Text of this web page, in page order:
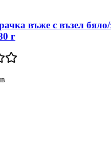
въже с възел бяло/
г